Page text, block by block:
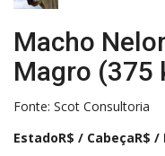
Macho
Magro (375
Fonte: Scot Consultoria
EstadoR$ / CabeçaR$ /